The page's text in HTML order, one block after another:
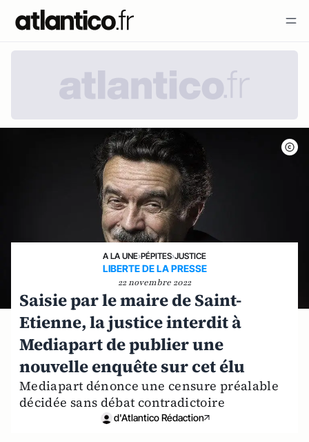
A LA UNE›PÉPITES›JUSTICE
LIBERTE DE LA PRESSE
22 novembre 2022
Saisie par le maire de Saint-
Etienne, la justice interdit à
Mediapart de publier une
nouvelle enquête sur cet élu
Mediapart dénonce une censure préalable
décidée sans débat contradictoire
d'Atlantico Rédaction